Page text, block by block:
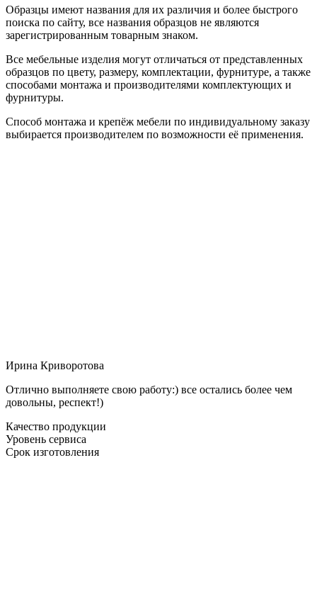
Образцы имеют названия для их различия и более быстрого
поиска по сайту, все названия образцов не являются
зарегистрированным товарным знаком.
Все мебельные изделия могут отличаться от представленных
образцов по цвету, размеру, комплектации, фурнитуре, а также
способами монтажа и производителями комплектующих и
фурнитуры.
Способ монтажа и крепёж мебели по индивидуальному заказу
выбирается производителем по возможности её применения.
Ирина Криворотова
Отлично выполняете свою работу:) все остались более чем
довольны, респект!)
Качество продукции
Уровень сервиса
Срок изготовления